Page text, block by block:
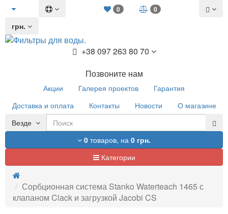
грн.
0 0
+38 097 263 80 70
Позвоните нам
Акции Галерея проектов
Гарантия
Доставка и оплата
Контакты Новости
О магазине
Везде
0 товаров, на 0 грн.
Категории
Сорбционная система Stanko Waterteach 1465 с
клапаном Clack и загрузкой Jacobi CS